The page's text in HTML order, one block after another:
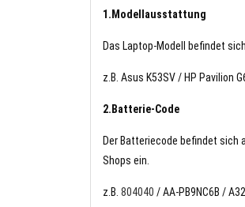
1.Modellausstattung
Das Laptop-Modell befindet
z.B. Asus K53SV / HP Pavilion
2.Batterie-Code
Der Batteriecode befindet sich
Shops ein.
z.B. 804040 / AA-PB9NC6B /